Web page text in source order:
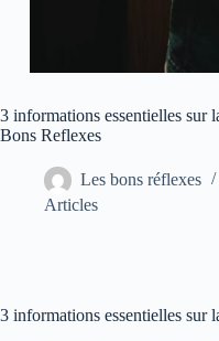
3 informations essentielles sur
Bons Reflexes
Les bons réflexes
Articles
3 informations essentielles sur